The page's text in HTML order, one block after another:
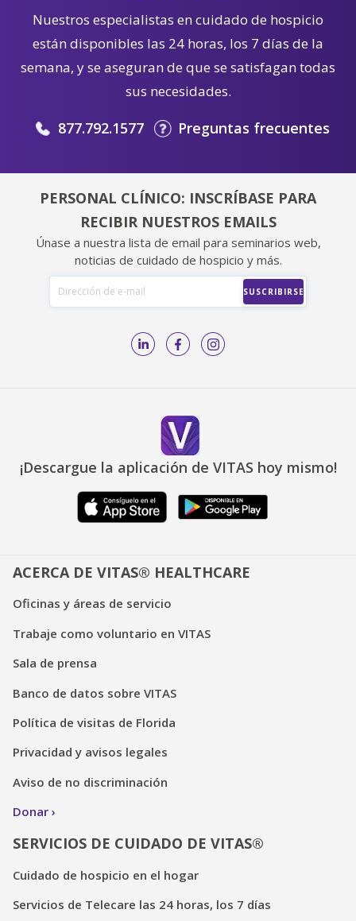
Nuestros especialistas en cuidado de hospicio
están disponibles las 24 horas, los 7 días de la
semana, y se aseguran de que se satisfagan todas
sus necesidades.
877.792.1577 Preguntas frecuentes
PERSONAL CLÍNICO: INSCRÍBASE PARA
RECIBIR NUESTROS EMAILS
Únase a nuestra lista de email para seminarios web,
noticias de cuidado de hospicio y más.
¡Descargue la aplicación de VITAS hoy mismo!
ACERCA DE VITAS® HEALTHCARE
Oficinas y áreas de servicio
Trabaje como voluntario en VITAS
Sala de prensa
Banco de datos sobre VITAS
Política de visitas de Florida
Privacidad y avisos legales
Aviso de no discriminación
Donar
SERVICIOS DE CUIDADO DE VITAS®
Cuidado de hospicio en el hogar
Servicios de Telecare las 24 horas, los 7 días